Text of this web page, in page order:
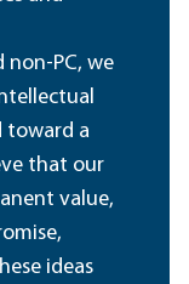
non-PC, we
toward a
that our
value,
ideas